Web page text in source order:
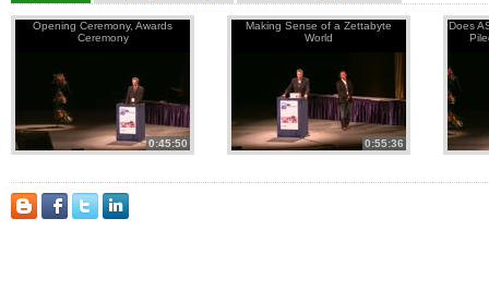
Opening Ceremony, Awards
Ceremony
0:45:50
Making Sense of a Zettabyte
World
0:55:36
Does